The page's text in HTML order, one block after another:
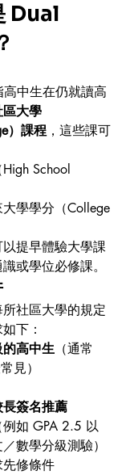
Dual
高中生在仍就讀高
區大學
）課程 ，這些課可
School
學學分（College
提早體驗大學課
或學位必修課。
社區大學的規定
下：
高中生 （通常
見）
簽名推薦
例如 GPA 2.5 以
數學分級測驗）
修條件